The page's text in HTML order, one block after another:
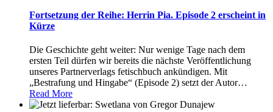
Fortsetzung der Reihe: Herrin Pia. Episode 2 erscheint in
Kürze
Die Geschichte geht weiter: Nur wenige Tage nach dem
ersten Teil dürfen wir bereits die nächste Veröffentlichung
unseres Partnerverlags fetischbuch ankündigen. Mit
„Bestrafung und Hingabe“ (Episode 2) setzt der Autor…
Read More